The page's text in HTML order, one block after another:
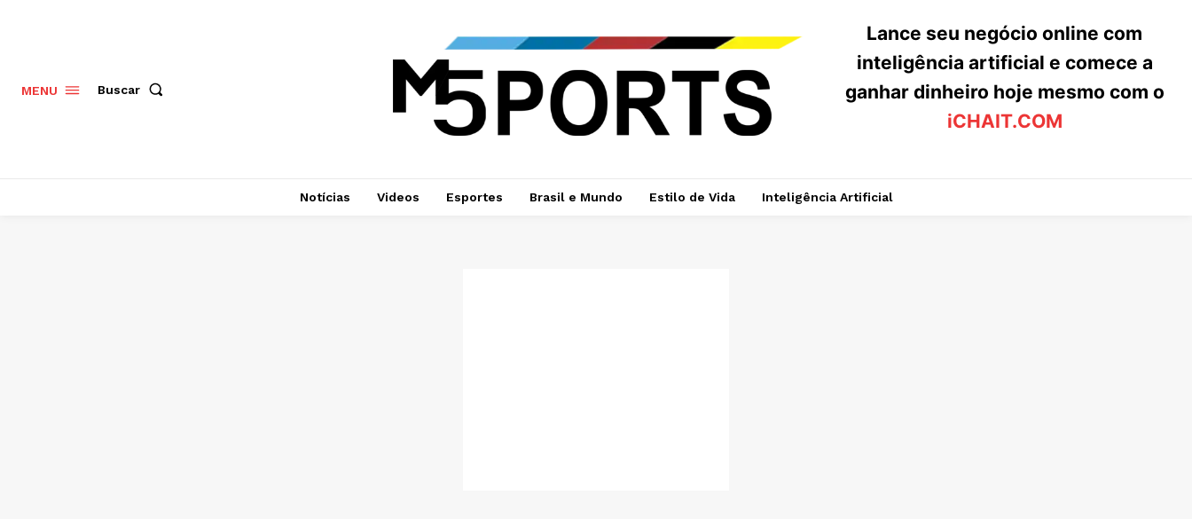
MENU Buscar
Lance seu negócio online com
inteligência artificial e comece a
ganhar dinheiro hoje mesmo com o
iCHAIT.COM
Notícias Videos Esportes Brasil e Mundo Estilo de Vida Inteligência Artificial